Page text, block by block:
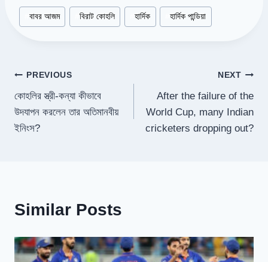
Post
Tags:
#বাবর আজম #বিরাট কোহলি #হার্দিক #হার্দিক পান্ডিয়া
Post
navigation
PREVIOUS
কোহলির স্ত্রী-কন্যা কীভাবে
উদযাপন করলেন তার অতিমানবীয়
ইনিংস?
NEXT
After the failure of the
World Cup, many Indian
cricketers dropping out?
Similar Posts